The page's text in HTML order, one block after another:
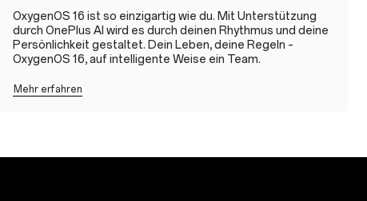
OxygenOS 16 ist so einzigartig wie du. Mit Unterstützung
durch OnePlus AI wird es durch deinen Rhythmus und deine
Persönlichkeit gestaltet. Dein Leben, deine Regeln –
OxygenOS 16, auf intelligente Weise ein Team.
Mehr erfahren